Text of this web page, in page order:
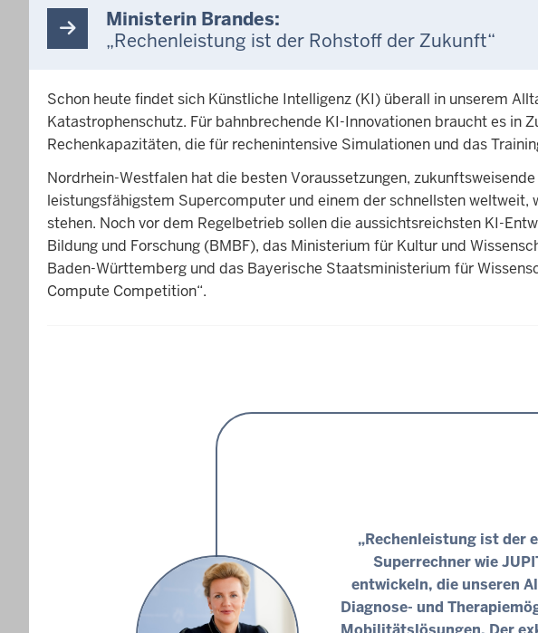
Ministerin Brandes:
„Rechenleistung ist der Rohstoff der Zukunft“
Schon heute findet sich Künstliche Intelligenz (KI) überall in unserem
Katastrophenschutz. Für bahnbrechende KI-Innovationen braucht es
Rechenkapazitäten, die für rechenintensive Simulationen und das
Nordrhein-Westfalen hat die besten Voraussetzungen,
leistungsfähigstem Supercomputer und einem der schnellsten
stehen. Noch vor dem Regelbetrieb sollen die aussichtsreichsten KI-
Bildung und Forschung (BMBF), das Ministerium für Kultur und
Baden-Württemberg und das Bayerische Staatsministerium für
Compute Competition“.
„Rechenleistung ist der
Superrechner wie
entwickeln, die unseren
Diagnose- und